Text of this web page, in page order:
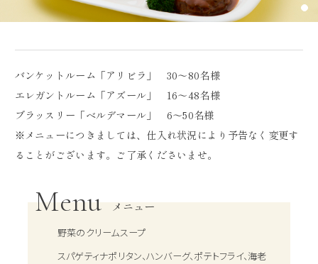
バンケットルーム「アリビラ」 30～80名様
エレガントルーム「アズール」 16～48名様
ブラッスリー「ベルデマール」 6～50名様
※メニューにつきましては、仕入れ状況により予告なく変更す
ることがございます。ご了承くださいませ。
Menu メニュー
野菜のクリームスープ
スパゲティナポリタン、ハンバーグ、ポテトフライ、海老